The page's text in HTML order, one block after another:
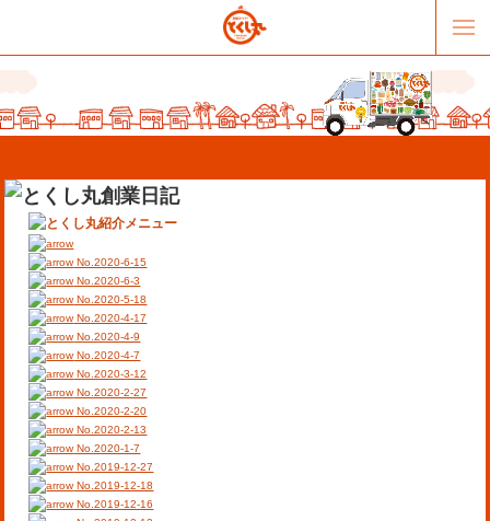
販売パートナー募集
オススメリンク
お問合せ
No.2020-6-15
No.2020-6-3
No.2020-5-18
No.2020-4-17
No.2020-4-9
No.2020-4-7
No.2020-3-12
No.2020-2-27
No.2020-2-20
No.2020-2-13
No.2020-1-7
No.2019-12-27
No.2019-12-18
No.2019-12-16